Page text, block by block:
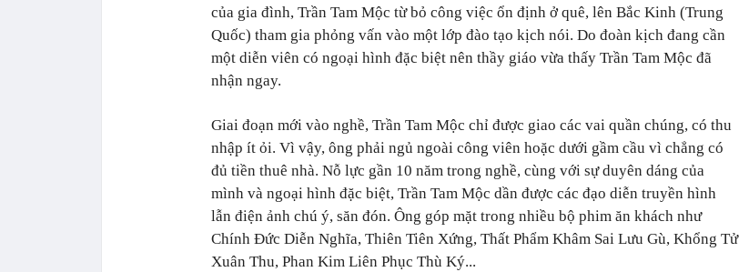
của gia đình, Trần Tam Mộc từ bỏ công việc ổn định ở quê, lên Bắc Kinh (Trung
Quốc) tham gia phỏng vấn vào một lớp đào tạo kịch nói. Do đoàn kịch đang cần
một diễn viên có ngoại hình đặc biệt nên thầy giáo vừa thấy Trần Tam Mộc đã
nhận ngay.
Giai đoạn mới vào nghề, Trần Tam Mộc chỉ được giao các vai quần chúng, có thu
nhập ít ỏi. Vì vậy, ông phải ngủ ngoài công viên hoặc dưới gầm cầu vì chẳng có
đủ tiền thuê nhà. Nỗ lực gần 10 năm trong nghề, cùng với sự duyên dáng của
mình và ngoại hình đặc biệt, Trần Tam Mộc dần được các đạo diễn truyền hình
lẫn điện ảnh chú ý, săn đón. Ông góp mặt trong nhiều bộ phim ăn khách như
Chính Đức Diễn Nghĩa, Thiên Tiên Xứng, Thất Phẩm Khâm Sai Lưu Gù, Khổng Tử
Xuân Thu, Phan Kim Liên Phục Thù Ký...